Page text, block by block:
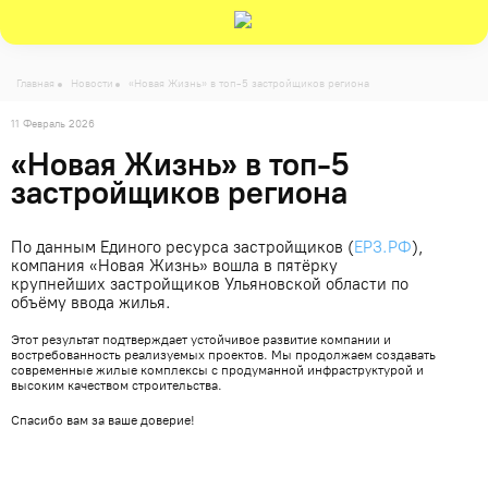
Главная Новости «Новая Жизнь» в топ-5 застройщиков региона
11 Февраль 2026
«Новая Жизнь» в топ-5
застройщиков региона
По данным Единого ресурса застройщиков (ЕРЗ.РФ),
компания «Новая Жизнь» вошла в пятёрку
крупнейших застройщиков Ульяновской области по
объёму ввода жилья.
Этот результат подтверждает устойчивое развитие компании и
востребованность реализуемых проектов. Мы продолжаем создавать
современные жилые комплексы с продуманной инфраструктурой и
высоким качеством строительства.
Спасибо вам за ваше доверие!